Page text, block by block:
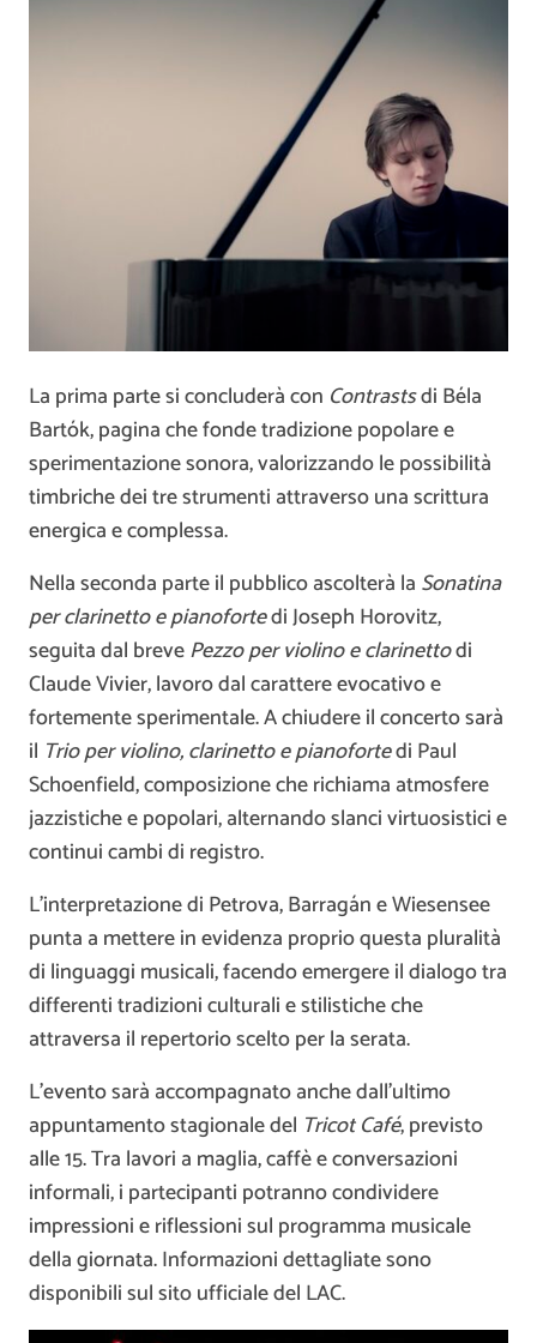
La prima parte si concluderà con Contrastsdi Béla
Bartók, pagina che fonde tradizione popolare e
sperimentazione sonora, valorizzando le possibilità
timbriche dei tre strumenti attraverso una scrittura
energica e complessa.
Nella seconda parte il pubblico ascolterà la Sonatina
per clarinetto e pianofortedi Joseph Horovitz,
seguita dal brevePezzo per violino e clarinettodi
Claude Vivier, lavoro dal carattere evocativo e
fortemente sperimentale. A chiudere il concerto sarà
il Trio per violino, clarinetto e pianofortedi Paul
Schoenfield, composizione che richiama atmosfere
jazzistiche e popolari, alternando slanci virtuosistici e
continui cambi di registro.
L’interpretazione di Petrova, Barragán e Wiesensee
punta a mettere in evidenza proprio questa pluralità
di linguaggi musicali, facendo emergere il dialogo tra
differenti tradizioni culturali e stilistiche che
attraversa il repertorio scelto per la serata.
L’evento sarà accompagnato anche dall’ultimo
appuntamento stagionale del Tricot Café, previsto
alle 15. Tra lavori a maglia, caffè e conversazioni
informali, i partecipanti potranno condividere
impressioni e riflessioni sul programma musicale
della giornata. Informazioni dettagliate sono
disponibili sul sito ufficiale del LAC.